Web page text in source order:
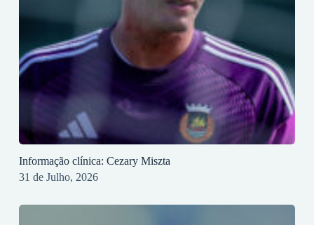
Informação clínica: Cezary Miszta
31 de Julho, 2026